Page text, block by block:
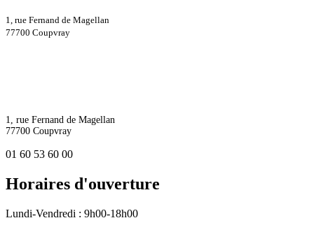
1, rue Fernand de Magellan
77700 Coupvray
1, rue Fernand de Magellan
77700 Coupvray
01 60 53 60 00
Horaires d'ouverture
Lundi-Vendredi : 9h00-18h00